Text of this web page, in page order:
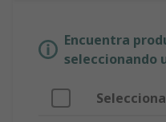
Encuentra
seleccionando